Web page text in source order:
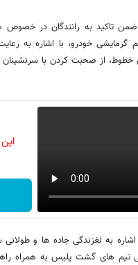
تاکید به رانندگان در خصوص
گرمایشی خودرو، با اشاره به
از صحبت کردن با سرنشینان
به لغزندگی جاده ها و
تیم های گشت پلیس به همراه